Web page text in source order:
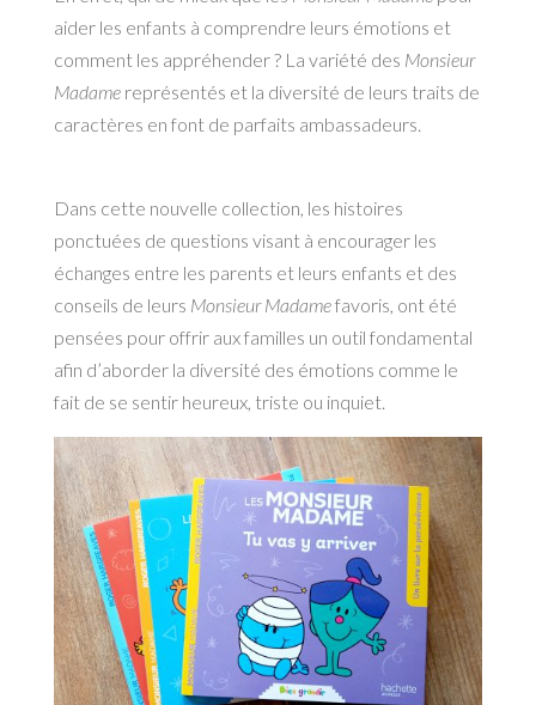
aider les enfants à comprendre leurs émotions et
comment les appréhender ? La variété des Monsieur
Madamereprésentés et la diversité de leurs traits de
caractères en font de parfaits ambassadeurs.
Dans cette nouvelle collection, les histoires
ponctuées de questions visant à encourager les
échanges entre les parents et leurs enfants et des
conseils de leurs Monsieur Madamefavoris, ont été
pensées pour offrir aux familles un outil fondamental
afin d’aborder la diversité des émotions comme le
fait de se sentir heureux, triste ou inquiet.